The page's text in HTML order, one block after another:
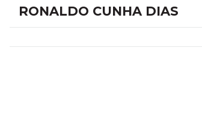
RONALDO CUNHA DIAS